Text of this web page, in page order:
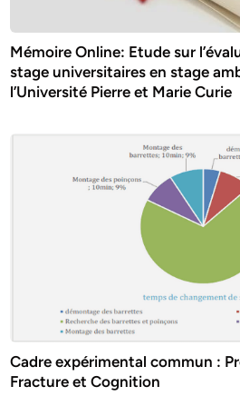
Mémoire Online: Etude sur
stage universitaires en stage
l’Université Pierre et Marie Curie
Cadre expérimental commun :
Fracture et Cognition